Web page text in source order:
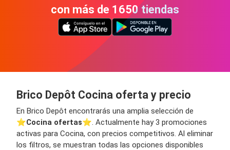
con más de 1650 tiendas
Brico Depôt Cocina oferta y precio
En Brico Depôt encontrarás una amplia selección de
⭐️Cocina ofertas⭐️. Actualmente hay 3 promociones
activas para Cocina, con precios competitivos. Al eliminar
los filtros, se muestran todas las opciones disponibles